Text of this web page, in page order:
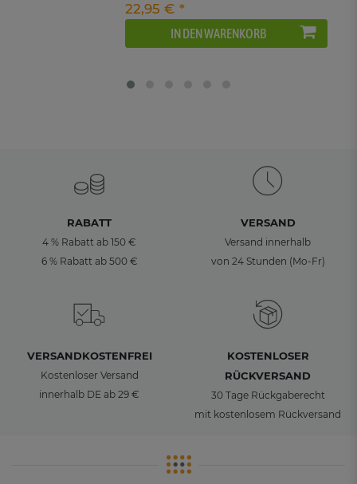
22,95 € *
IN DEN WARENKORB
RABATT
4 % Rabatt ab 150 €
6 % Rabatt ab 500 €
VERSAND
Versand innerhalb
von 24 Stunden (Mo-Fr)
VERSANDKOSTENFREI
Kostenloser Versand
innerhalb DE ab 29 €
KOSTENLOSER
RÜCKVERSAND
30 Tage Rückgaberecht
mit kostenlosem Rückversand